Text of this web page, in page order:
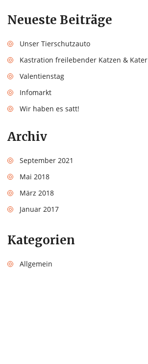
Neueste Beiträge
Unser Tierschutzauto
Kastration freilebender Katzen & Kater
Valentienstag
Infomarkt
Wir haben es satt!
Archiv
September 2021
Mai 2018
März 2018
Januar 2017
Kategorien
Allgemein